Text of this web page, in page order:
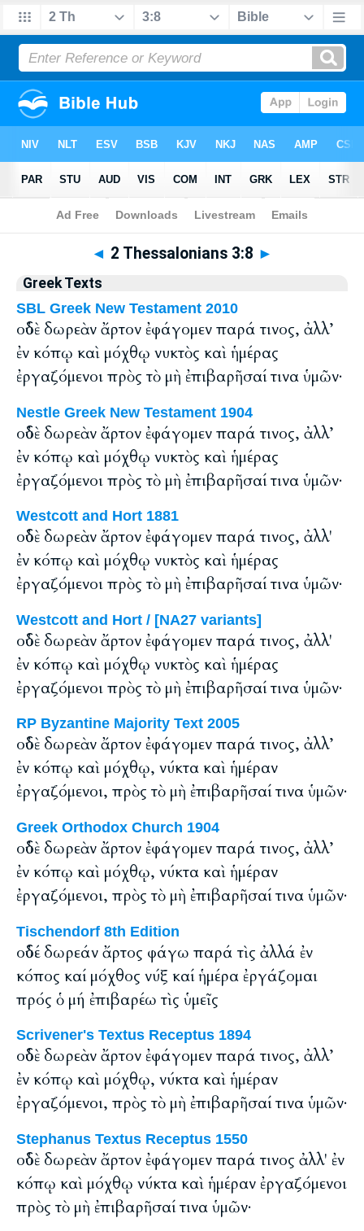
Bible>Greek> 2 Thessalonians 3:8
◄ 2 Thessalonians 3:8 ►
Greek Texts
SBL Greek New Testament 2010
οὐδὲ δωρεὰν ἄρτον ἐφάγομεν παρά τινος, ἀλλ’
ἐν κόπῳ καὶ μόχθῳ νυκτὸς καὶ ἡμέρας
ἐργαζόμενοι πρὸς τὸ μὴ ἐπιβαρῆσαί τινα ὑμῶν·
Nestle Greek New Testament 1904
οὐδὲ δωρεὰν ἄρτον ἐφάγομεν παρά τινος, ἀλλ’
ἐν κόπῳ καὶ μόχθῳ νυκτὸς καὶ ἡμέρας
ἐργαζόμενοι πρὸς τὸ μὴ ἐπιβαρῆσαί τινα ὑμῶν·
Westcott and Hort 1881
οὐδὲ δωρεὰν ἄρτον ἐφάγομεν παρά τινος, ἀλλ'
ἐν κόπῳ καὶ μόχθῳ νυκτὸς καὶ ἡμέρας
ἐργαζόμενοι πρὸς τὸ μὴ ἐπιβαρῆσαί τινα ὑμῶν·
Westcott and Hort / [NA27 variants]
οὐδὲ δωρεὰν ἄρτον ἐφάγομεν παρά τινος, ἀλλ'
ἐν κόπῳ καὶ μόχθῳ νυκτὸς καὶ ἡμέρας
ἐργαζόμενοι πρὸς τὸ μὴ ἐπιβαρῆσαί τινα ὑμῶν·
RP Byzantine Majority Text 2005
οὐδὲ δωρεὰν ἄρτον ἐφάγομεν παρά τινος, ἀλλ’
ἐν κόπῳ καὶ μόχθῳ, νύκτα καὶ ἡμέραν
ἐργαζόμενοι, πρὸς τὸ μὴ ἐπιβαρῆσαί τινα ὑμῶν·
Greek Orthodox Church 1904
οὐδὲ δωρεὰν ἄρτον ἐφάγομεν παρά τινος, ἀλλ’
ἐν κόπῳ καὶ μόχθῳ, νύκτα καὶ ἡμέραν
ἐργαζόμενοι, πρὸς τὸ μὴ ἐπιβαρῆσαί τινα ὑμῶν·
Tischendorf 8th Edition
οὐδέ δωρεάν ἄρτος φάγω παρά τὶς ἀλλά ἐν
κόπος καί μόχθος νύξ καί ἡμέρα ἐργάζομαι
πρός ὁ μή ἐπιβαρέω τὶς ὑμεῖς
Scrivener's Textus Receptus 1894
οὐδὲ δωρεὰν ἄρτον ἐφάγομεν παρά τινος, ἀλλ’
ἐν κόπῳ καὶ μόχθῳ, νύκτα καὶ ἡμέραν
ἐργαζόμενοι, πρὸς τὸ μὴ ἐπιβαρῆσαί τινα ὑμῶν·
Stephanus Textus Receptus 1550
οὐδὲ δωρεὰν ἄρτον ἐφάγομεν παρά τινος ἀλλ' ἐν
κόπῳ καὶ μόχθῳ νύκτα καὶ ἡμέραν ἐργαζόμενοι
πρὸς τὸ μὴ ἐπιβαρῆσαί τινα ὑμῶν·